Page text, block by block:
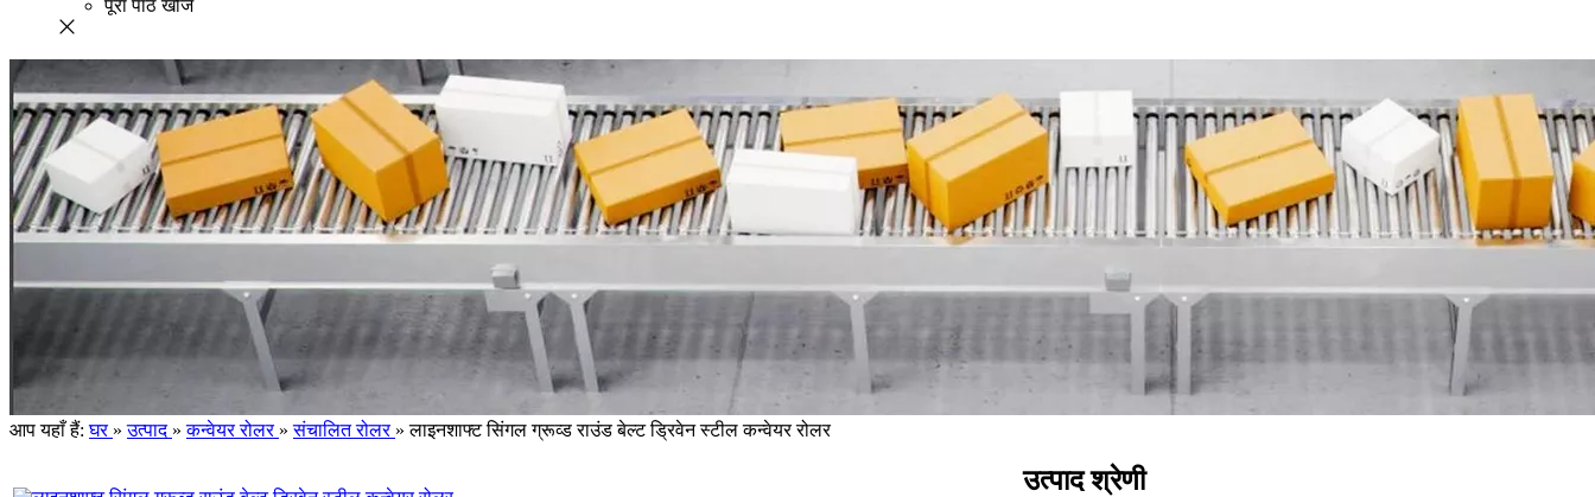
पूरा पाठ खोजें
आप यहाँ हैं: घर »उत्पाद »कन्वेयर रोलर »संचालित रोलर »लाइनशाफ्ट सिंगल ग्रूव्ड राउंड बेल्ट ड्रिवेन स्टील कन्वेयर रोलर
उत्पाद श्रेणी